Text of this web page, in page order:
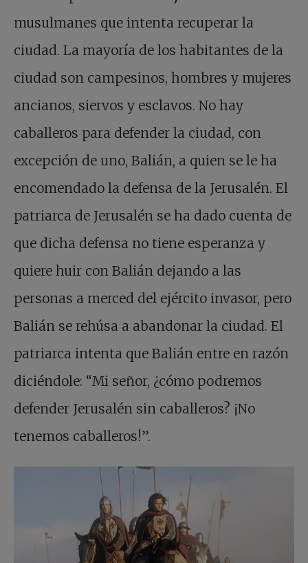
musulmanes que intenta recuperar la
ciudad. La mayoría de los habitantes de la
ciudad son campesinos, hombres y mujeres
ancianos, siervos y esclavos. No hay
caballeros para defender la ciudad, con
excepción de uno, Balián, a quien se le ha
encomendado la defensa de la Jerusalén. El
patriarca de Jerusalén se ha dado cuenta de
que dicha defensa no tiene esperanza y
quiere huir con Balián dejando a las
personas a merced del ejército invasor, pero
Balián se rehúsa a abandonar la ciudad. El
patriarca intenta que Balián entre en razón
diciéndole: “Mi señor, ¿cómo podremos
defender Jerusalén sin caballeros? ¡No
tenemos caballeros!”.